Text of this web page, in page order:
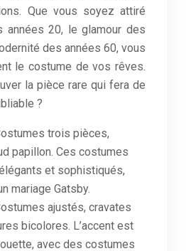
Que vous soyez attiré
années 20, le glamour des
des années 60, vous
le costume de vos rêves.
la pièce rare qui fera de
?
trois pièces,
papillon. Ces costumes
et sophistiqués,
mariage Gatsby.
ajustés, cravates
bicolores. L’accent est
avec des costumes